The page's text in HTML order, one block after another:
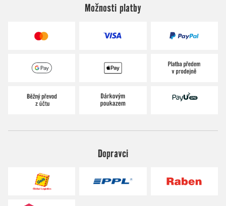
Možnosti platby
Dopravci